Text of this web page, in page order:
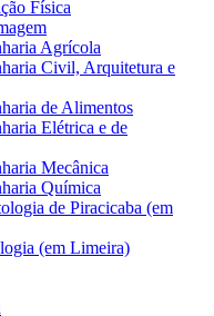
Física
Agrícola
Civil, Arquitetura e
de Alimentos
Elétrica e de
Mecânica
Química
de Piracicaba (em
(em Limeira)